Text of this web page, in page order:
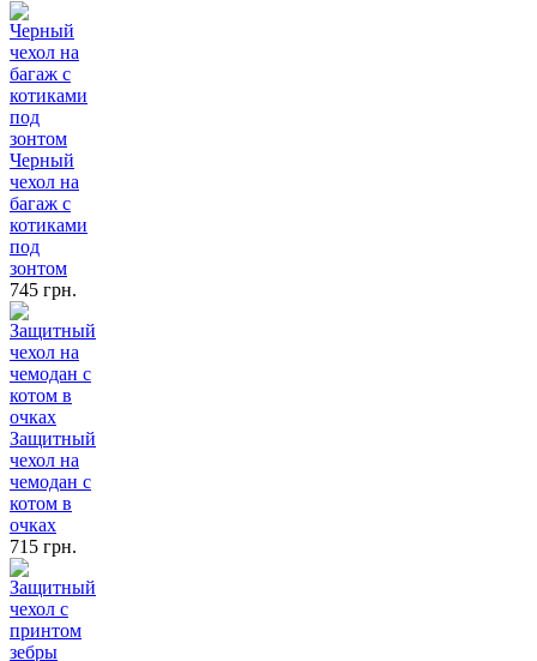
Черный
чехол на
багаж с
котиками
под
зонтом
745 грн.
Защитный
чехол на
чемодан с
котом в
очках
715 грн.